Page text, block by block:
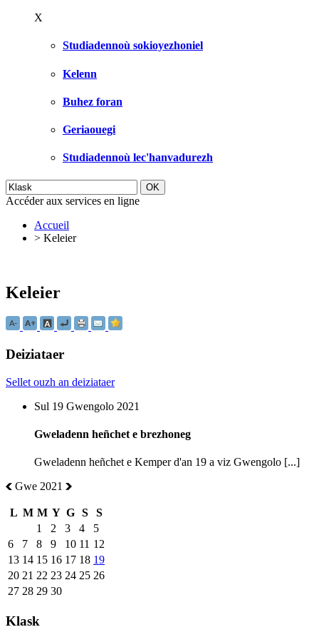
X
Studiadennoù sokioyezhoniel
Kelenn
Buhez foran
Geriaouegi
Studiadennoù lec'hanvadurezh
Accéder aux services en ligne
Accueil
> Keleier
Keleier
Deiziataer
Sellet ouzh an deiziataer
Sul 19 Gwengolo 2021
Gweladenn heñchet e brezhoneg
Gweladenn heñchet e Kemper d'an 19 a viz Gwengolo [...]
Gwe 2021
L M M Y G S
S
1
2 3 4
5
6
7 8 9 10 11 12
13 14 15 16 17 18 19
20 21 22 23 24 25 26
27 28 29 30
Klask